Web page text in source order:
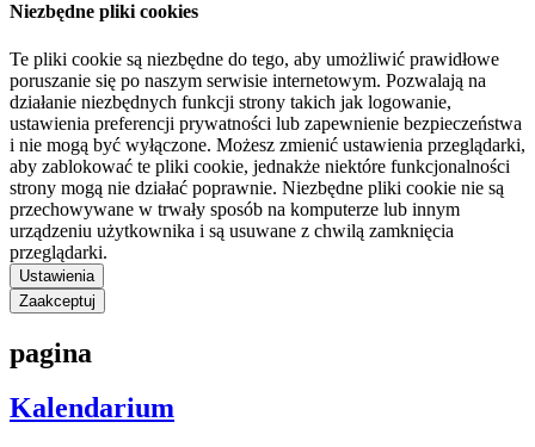
Niezbędne pliki cookies
Te pliki cookie są niezbędne do tego, aby umożliwić prawidłowe
poruszanie się po naszym serwisie internetowym. Pozwalają na
działanie niezbędnych funkcji strony takich jak logowanie,
ustawienia preferencji prywatności lub zapewnienie bezpieczeństwa
i nie mogą być wyłączone. Możesz zmienić ustawienia przeglądarki,
aby zablokować te pliki cookie, jednakże niektóre funkcjonalności
strony mogą nie działać poprawnie. Niezbędne pliki cookie nie są
przechowywane w trwały sposób na komputerze lub innym
urządzeniu użytkownika i są usuwane z chwilą zamknięcia
przeglądarki.
Ustawienia
Zaakceptuj
pagina
Kalendarium